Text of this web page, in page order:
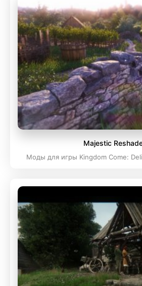
Majestic
Моды для игры Kingdom Come: